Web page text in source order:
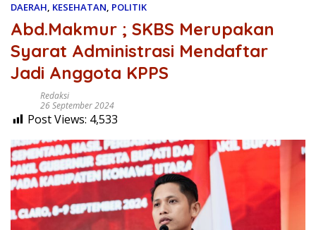
DAERAH, KESEHATAN, POLITIK
Abd.Makmur ; SKBS Merupakan
Syarat Administrasi Mendaftar
Jadi Anggota KPPS
Redaksi
26 September 2024
Post Views: 4,533